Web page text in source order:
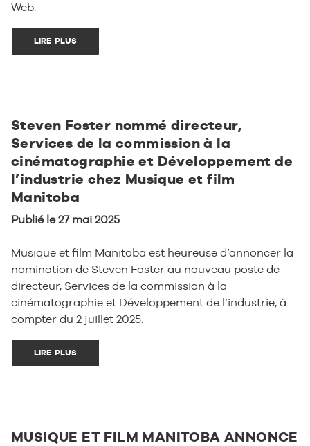
Web.
LIRE PLUS
Steven Foster nommé directeur,
Services de la commission à la
cinématographie et Développement de
l’industrie chez Musique et film
Manitoba
Publié le 27 mai 2025
Musique et film Manitoba est heureuse d’annoncer la
nomination de Steven Foster au nouveau poste de
directeur, Services de la commission à la
cinématographie et Développement de l’industrie, à
compter du 2 juillet 2025.
LIRE PLUS
MUSIQUE ET FILM MANITOBA ANNONCE